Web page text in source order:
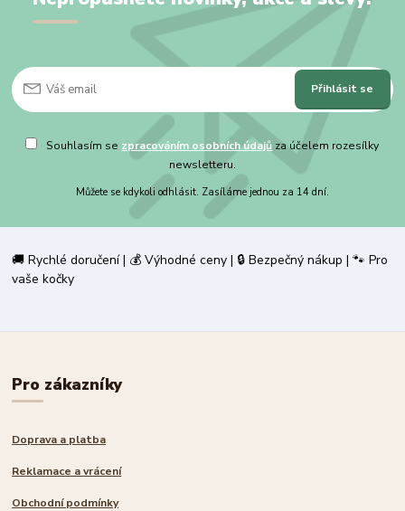
Přihlásit se
Souhlasím se zpracováním osobních údajů za účelem rozesílky
newsletteru.
Můžete se kdykoli odhlásit. Zasíláme jednou za 14 dní.
🚚 Rychlé doručení | 💰 Výhodné ceny | 🔒 Bezpečný nákup | 🐾 Pro
vaše kočky
Pro zákazníky
Doprava a platba
Reklamace a vrácení
Obchodní podmínky